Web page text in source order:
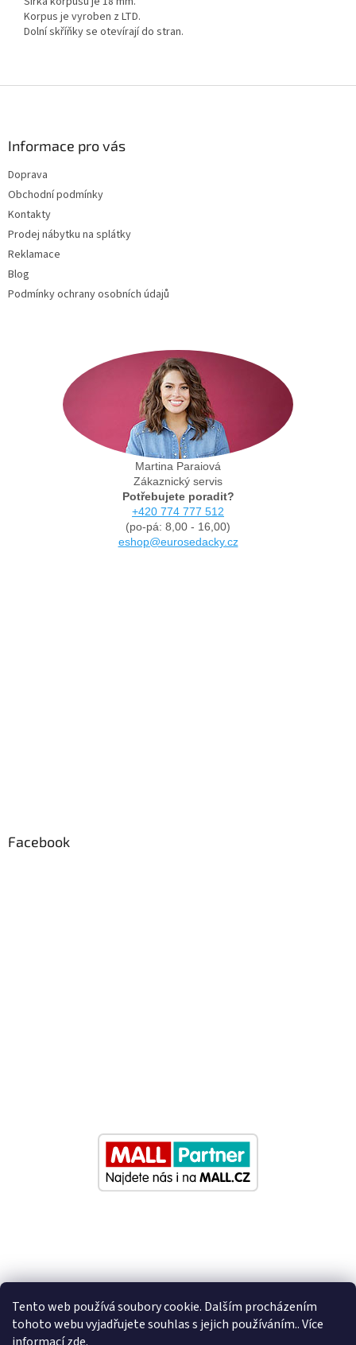
Tento web používá soubory cookie. Dalším procházením
tohoto webu vyjadřujete souhlas s jejich používáním.. Více
Korpus je vyroben z LTD.
Dolní skříňky se otevírají do stran.
Informace pro vás
Doprava
Obchodní podmínky
Kontakty
Prodej nábytku na splátky
Reklamace
Blog
Podmínky ochrany osobních údajů
Martina Paraiová
Zákaznický servis
Potřebujete poradit?
+420 774 777 512
(po-pá: 8,00 - 16,00)
eshop@eurosedacky.cz
Facebook